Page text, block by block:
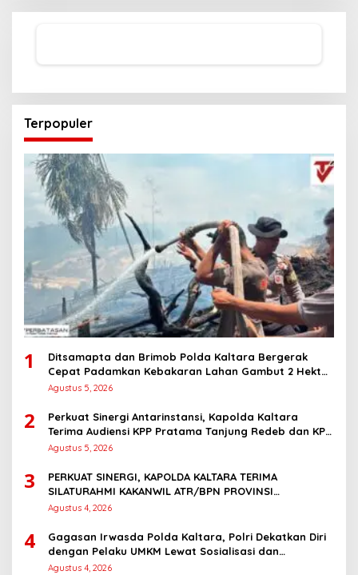
Terpopuler
1
Ditsamapta dan Brimob Polda Kaltara Bergerak
Cepat Padamkan Kebakaran Lahan Gambut 2 Hektar
di Bulungan
Agustus 5, 2026
2
Perkuat Sinergi Antarinstansi, Kapolda Kaltara
Terima Audiensi KPP Pratama Tanjung Redeb dan KPP
Pratama Tarakan
Agustus 5, 2026
3
PERKUAT SINERGI, KAPOLDA KALTARA TERIMA
SILATURAHMI KAKANWIL ATR/BPN PROVINSI
KALIMANTAN UTARA
Agustus 4, 2026
4
Gagasan Irwasda Polda Kaltara, Polri Dekatkan Diri
dengan Pelaku UMKM Lewat Sosialisasi dan
Workshop Digital Marketing
Agustus 4, 2026